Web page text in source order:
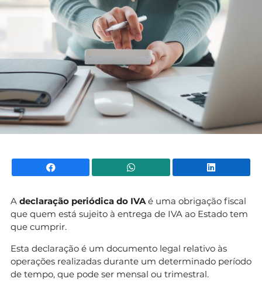
Facebook WhatsApp
A declaração periódica do IVA é uma obrigação fiscal
que quem está sujeito à entrega de IVA ao Estado tem
que cumprir.
Esta declaração é um documento legal relativo às
operações realizadas durante um determinado período
de tempo, que pode ser mensal ou trimestral.